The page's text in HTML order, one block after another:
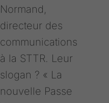
Normand,
directeur des
communications
à la STTR. Leur
slogan ? « La
nouvelle Passe